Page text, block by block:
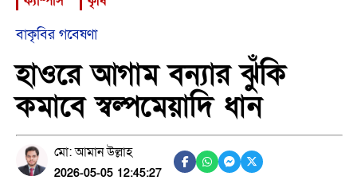
বাকৃবির গবেষণা
হাওরে আগাম বন্যার ঝুঁকি
কমাবে স্বল্পমেয়াদি ধান
মো: আমান উল্লাহ
2026-05-05 12:45:27